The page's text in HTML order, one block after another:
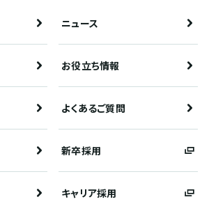
ニュース
お役立ち情報
よくあるご質問
新卒採用
キャリア採用